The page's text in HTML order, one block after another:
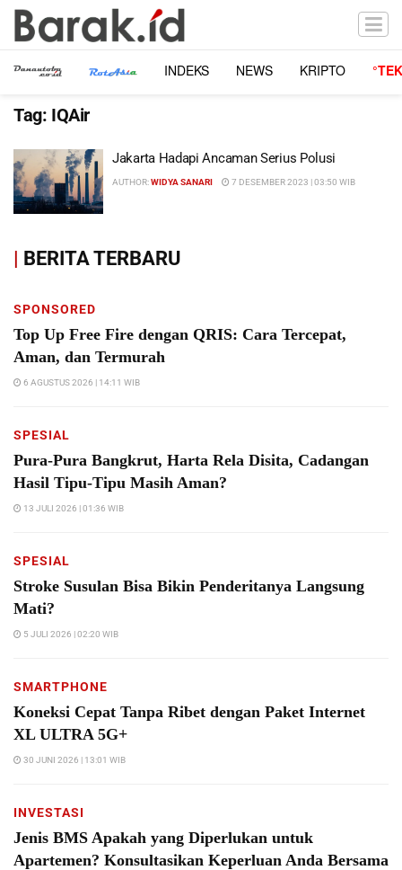
INDEKS NEWS KRIPTO
Tag: IQAir
Jakarta Hadapi Ancaman Serius Polusi
AUTHOR:WIDYA SANARI 7 DESEMBER 2023 | 03:50 WIB
| BERITA TERBARU
SPONSORED
Top Up Free Fire dengan QRIS: Cara Tercepat,
Aman, dan Termurah
6 AGUSTUS 2026 | 14:11 WIB
SPESIAL
Pura-Pura Bangkrut, Harta Rela Disita, Cadangan
Hasil Tipu-Tipu Masih Aman?
13 JULI 2026 | 01:36 WIB
SPESIAL
Stroke Susulan Bisa Bikin Penderitanya Langsung
Mati?
5 JULI 2026 | 02:20 WIB
SMARTPHONE
Koneksi Cepat Tanpa Ribet dengan Paket Internet
XL ULTRA 5G+
30 JUNI 2026 | 13:01 WIB
INVESTASI
Jenis BMS Apakah yang Diperlukan untuk
Apartemen? Konsultasikan Keperluan Anda Bersama